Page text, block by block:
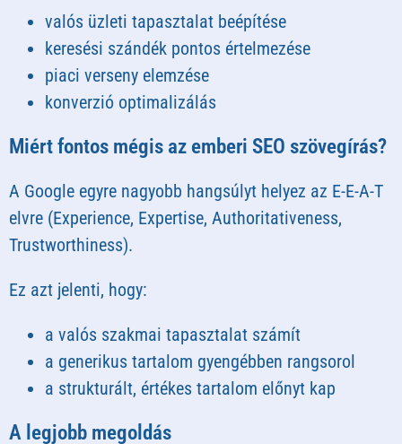
valós üzleti tapasztalat beépítése
keresési szándék pontos értelmezése
piaci verseny elemzése
konverzió optimalizálás
Miért fontos mégis az emberi SEO szövegírás?
A Google egyre nagyobb hangsúlyt helyez az E-E-A-T
elvre (Experience, Expertise, Authoritativeness,
Trustworthiness).
Ez azt jelenti, hogy:
a valós szakmai tapasztalat számít
a generikus tartalom gyengébben rangsorol
a strukturált, értékes tartalom előnyt kap
A legjobb megoldás